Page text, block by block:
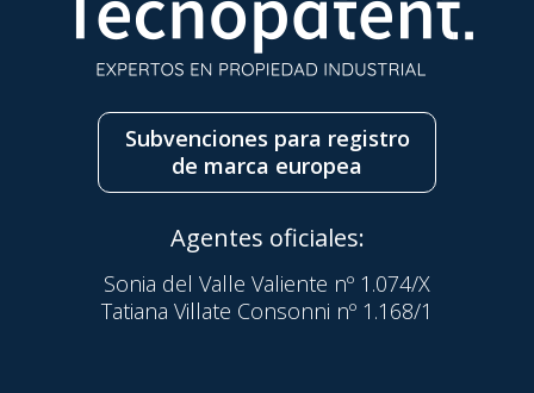
Subvenciones para registro
de marca europea
Agentes oficiales:
Sonia del Valle Valiente nº 1.074/X
Tatiana Villate Consonni nº 1.168/1